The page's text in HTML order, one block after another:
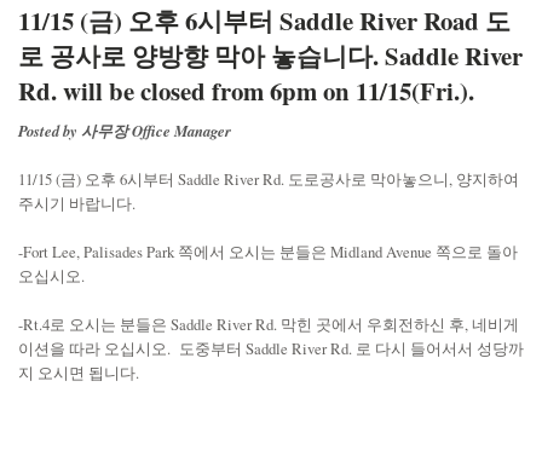
11/15 (금) 오후 6시부터 Saddle River Road 도
로 공사로 양방향 막아 놓습니다. Saddle River
Rd. will be closed from 6pm on 11/15(Fri.).
Posted by 사무장 Office Manager
11/15 (금) 오후 6시부터 Saddle River Rd. 도로공사로 막아놓으니, 양지하여
주시기 바랍니다.
-Fort Lee, Palisades Park 쪽에서 오시는 분들은 Midland Avenue 쪽으로 돌아
오십시오.
-Rt.4로 오시는 분들은 Saddle River Rd. 막힌 곳에서 우회전하신 후, 네비게
이션을 따라 오십시오. 도중부터 Saddle River Rd. 로 다시 들어서서 성당까
지 오시면 됩니다.